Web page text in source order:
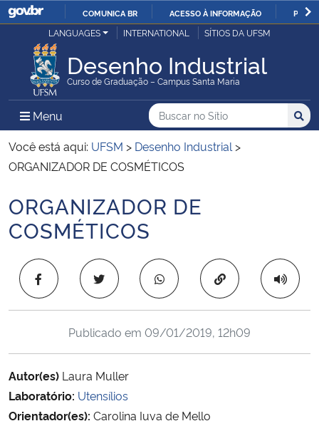
IR
O
COMUNICA BR ACESSO À INFORMAÇÃO
Ministério da Justiça e Segurança Pública
Ministério da Defesa
Ministério das Relações Exteriores
Ministério da Infraestrutura
Ministério da Educação
Ministério da Cidadania
LANGUAGES INTERNATIONAL SÍTIOS DA UFSM
Desenho Industrial
Curso de Graduação – Campus Santa Maria
Menu Menu Principal do Sítio
Busca
Buscar no no Sítio
Busca:
Você está aqui: UFSM > Desenho Industrial >
ORGANIZADOR DE COSMÉTICOS
Início do conteúdo
ORGANIZADOR DE
COSMÉTICOS
Copiar para área
Publicado em 09/01/2019, 12h09
Autor(es) Laura Muller
Laboratório: Utensílios
Orientador(es): Carolina Iuva de Mello